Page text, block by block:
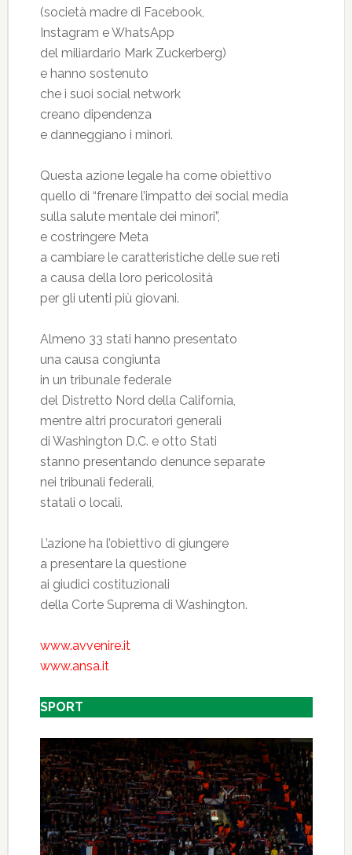
(società madre di Facebook,
Instagram e WhatsApp
del miliardario Mark Zuckerberg)
e hanno sostenuto
che i suoi social network
creano dipendenza
e danneggiano i minori.
Questa azione legale ha come obiettivo
quello di “frenare l’impatto dei social media
sulla salute mentale dei minori”,
e costringere Meta
a cambiare le caratteristiche delle sue reti
a causa della loro pericolosità
per gli utenti più giovani.
Almeno 33 stati hanno presentato
una causa congiunta
in un tribunale federale
del Distretto Nord della California,
mentre altri procuratori generali
di Washington D.C. e otto Stati
stanno presentando denunce separate
nei tribunali federali,
statali o locali.
L’azione ha l’obiettivo di giungere
a presentare la questione
ai giudici costituzionali
della Corte Suprema di Washington.
www.avvenire.it
www.ansa.it
SPORT